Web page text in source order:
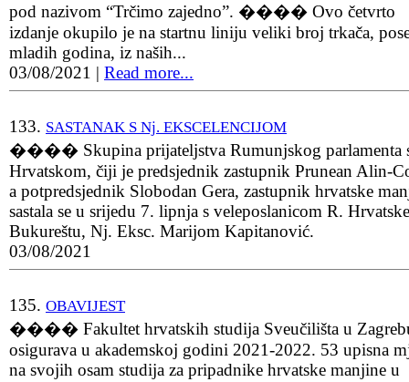
pod nazivom “Trčimo zajedno”. ���� Ovo četvrto
izdanje okupilo je na startnu liniju veliki broj trkača,
mladih godina, iz naših...
03/08/2021 | Read more...
133. SASTANAK S Nj. EKSCELENCIJOM
���� Skupina prijateljstva Rumunjskog parlamenta
Hrvatskom, čiji je predsjednik zastupnik Prunean Alin-
a potpredsjednik Slobodan Gera, zastupnik hrvatske
sastala se u srijedu 7. lipnja s veleposlanicom R.
Bukureštu, Nj. Eksc. Marijom Kapitanović.
03/08/2021
135. OBAVIJEST
���� Fakultet hrvatskih studija Sveučilišta u
osigurava u akademskoj godini 2021-2022. 53 upisna
na svojih osam studija za pripadnike hrvatske manjine u